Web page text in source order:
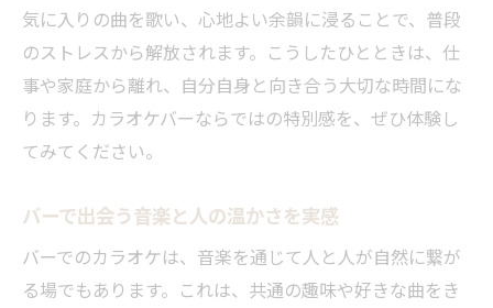
気に入りの曲を歌い、心地よい余韻に浸ることで、普段
のストレスから解放されます。こうしたひとときは、仕
事や家庭から離れ、自分自身と向き合う大切な時間にな
ります。カラオケバーならではの特別感を、ぜひ体験し
てみてください。
バーで出会う音楽と人の温かさを実感
バーでのカラオケは、音楽を通じて人と人が自然に繋が
る場でもあります。これは、共通の趣味や好きな曲をき